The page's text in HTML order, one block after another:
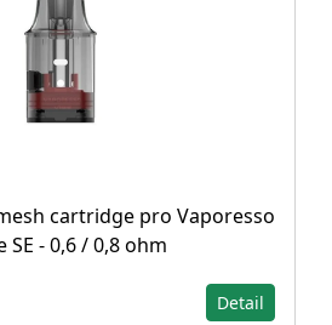
cartridge pro Vaporesso
SE - 0,6 / 0,8 ohm
Detail